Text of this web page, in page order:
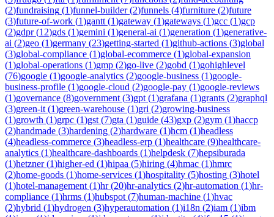
(2)fundraising (1)funnel-builder(2)funnels (4)furniture (2)future
(3)future-of-work (1)gantt (1)gateway (1)gateways (1)gcc (1)gcp
(2)gdpr(12)gds (1)gemini (1)general-ai (1)generation (1)generative-
ai (2)geo (1)germany (23)getting-started (1)github-actions (3)global
(3)global-compliance (1)global-ecommerce (1)global-expansion
(1)global-operations (1)gmp (2)go-live (2)gobd (1)gohighlevel
(76)google (1)google-analytics (2)google-business (1)google-
business-profile (1)google-cloud (2)google-pay (1)google-reviews
(1)governance (8)government (3)gpt (1)grafana (1)grants (2)graphql
(3)green-it (1)green-warehouse (1)gri (2)growing-business
(1)growth (1)grpc (1)gst (7)gta (1)guide (43)gxp (2)gym (1)haccp
(2)handmade (3)hardening (2)hardware (1)hcm (1)headless
(4)headless-commerce (3)headless-erp (1)healthcare (9)healthcare-
analytics (1)healthcare-dashboards (1)helpdesk (7)hepsiburada
(1)hetzner(1)higher-ed (1)hipaa (5)hiring (4)hmac (1)hmrc
(2)home-goods (1)home-services (1)hospitality (5)hosting (3)hotel
(1)hotel-management (1)hr(20)hr-analytics (2)hr-automation (1)hr-
compliance (1)hrms (1)hubspot (7)human-machine (1)hvac
(2)hybrid (1)hydrogen (3)hyperautomation (1)i18n (2)iam (1)ibm